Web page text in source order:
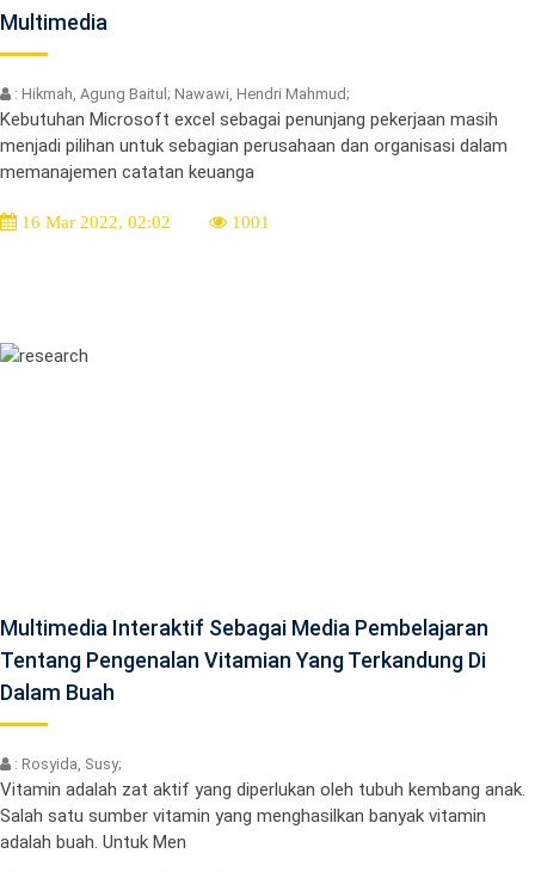
Multimedia
: Hikmah, Agung Baitul; Nawawi, Hendri Mahmud;
Kebutuhan Microsoft excel sebagai penunjang pekerjaan masih
menjadi pilihan untuk sebagian perusahaan dan organisasi dalam
memanajemen catatan keuanga
16 Mar 2022, 02:02 1001
Multimedia Interaktif Sebagai Media Pembelajaran
Tentang Pengenalan Vitamian Yang Terkandung Di
Dalam Buah
: Rosyida, Susy;
Vitamin adalah zat aktif yang diperlukan oleh tubuh kembang anak.
Salah satu sumber vitamin yang menghasilkan banyak vitamin
adalah buah. Untuk Men